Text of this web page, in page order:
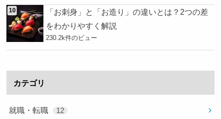
「お刺身」と「お造り」の違いとは？2つの差
をわかりやすく解説
230.2k件のビュー
カテゴリ
就職・転職 12